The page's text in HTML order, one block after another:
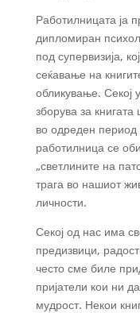
Работилницата ја
дипломиран
под супервизија,
сеќавање на
обликување. Секој
зборува за книгата
во одреден период
работилница се
„светлините на
трага во нашиот
личности.
Секој од нас има
предизвици,
често сме биле
пријатели кои ни
мудрост. Некои